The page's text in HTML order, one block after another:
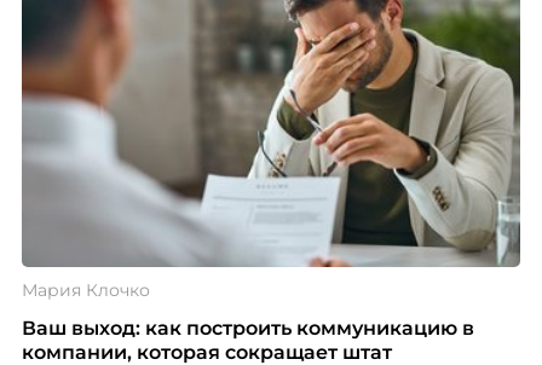
Мария Клочко
Ваш выход: как построить коммуникацию в
компании, которая сокращает штат